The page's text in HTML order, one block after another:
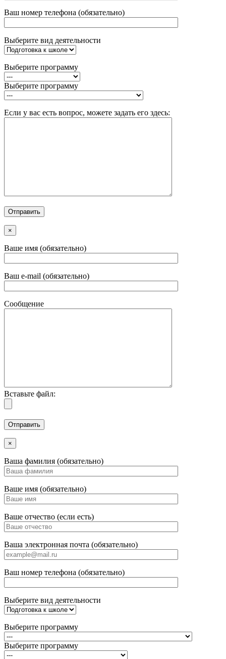
Ваш номер телефона (обязательно)
Выберите вид деятельности
Выберите программу
Выберите программу
Если у вас есть вопрос, можете задать его здесь:
×
Ваше имя (обязательно)
Ваш e-mail (обязательно)
Сообщение
Вставьте файл:
×
Ваша фамилия (обязательно)
Ваше имя (обязательно)
Ваше отчество (если есть)
Ваша электронная почта (обязательно)
Ваш номер телефона (обязательно)
Выберите вид деятельности
Выберите программу
Выберите программу